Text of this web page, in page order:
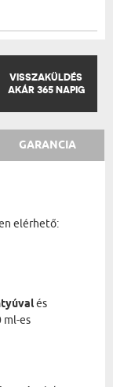
VISSZAKÜLDÉS
AKÁR 365 NAPIG
GARANCIA
elérhető:
és
ml-es